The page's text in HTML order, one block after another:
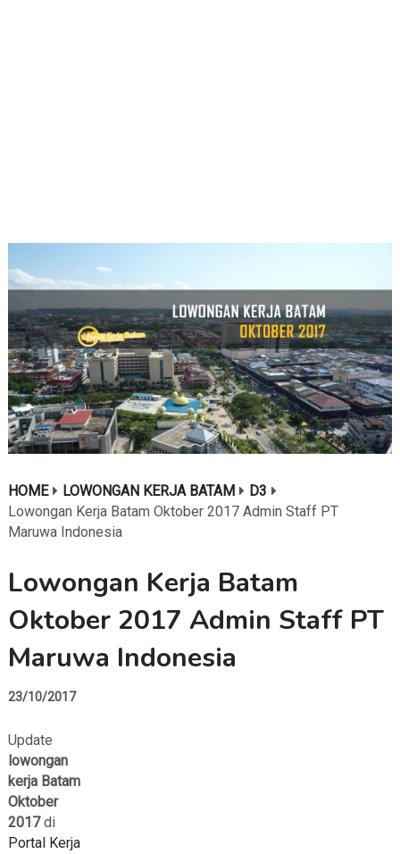
HOME LOWONGAN KERJA BATAM
D3
Lowongan Kerja Batam Oktober 2017 Admin Staff PT
Maruwa Indonesia
Lowongan Kerja Batam
Oktober 2017 Admin Staff PT
Maruwa Indonesia
23/10/2017
Update
lowongan
kerja Batam
Oktober
2017di
Portal Kerja